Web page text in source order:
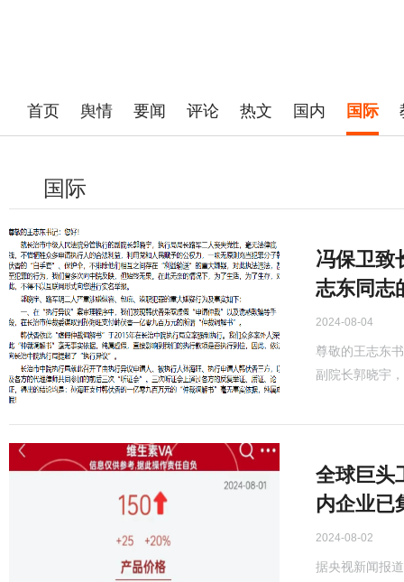
首页 舆情 要闻 评论 热文 国内 国际
国际
冯保卫致
志东同志
2024-08-04
尊敬的王志东
副院长郭晓宇
全球巨头
内企业已
2024-08-02
据央视新闻报